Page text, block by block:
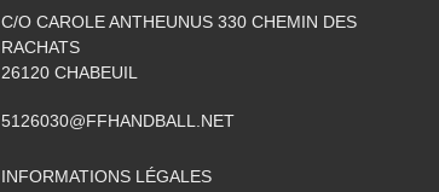
C/O CAROLE ANTHEUNUS 330 CHEMIN DES
RACHATS
26120 CHABEUIL
5126030@FFHANDBALL.NET
INFORMATIONS LÉGALES